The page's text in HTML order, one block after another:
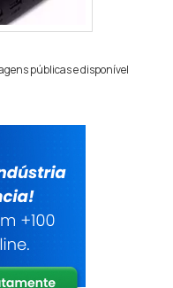
públicas e disponível